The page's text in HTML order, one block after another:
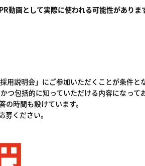
動画として実際に使われる可能性がありま
用説明会」にご参加いただくことが条件と
つ包括的に知っていただける内容になって
時間も設けています。
ください。